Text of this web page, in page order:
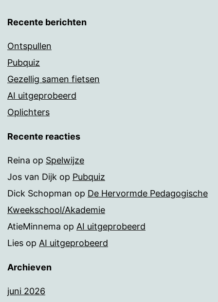
Recente berichten
Ontspullen
Pubquiz
Gezellig samen fietsen
AI uitgeprobeerd
Oplichters
Recente reacties
Reina op Spelwijze
Jos van Dijk op Pubquiz
Dick Schopman op De Hervormde Pedagogische
Kweekschool/Akademie
AtieMinnema op AI uitgeprobeerd
Lies op AI uitgeprobeerd
Archieven
juni 2026